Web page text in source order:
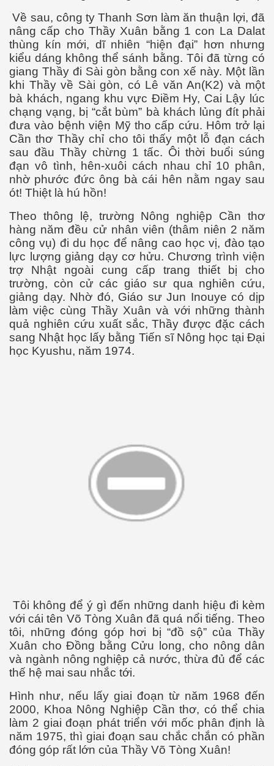
Về sau, công ty Thanh Sơn làm ăn thuận lợi, đã
nâng cấp cho Thầy Xuân bằng 1 con La Dalat
thùng kín mới, dĩ nhiên “hiện đại” hơn nhưng
kiểu dáng không thể sánh bằng. Tôi đã từng có
giang Thầy đi Sài gòn bằng con xế này. Một lần
khi Thầy về Sài gòn, có Lê văn An(K2) và một
bà khách, ngang khu vực Điềm Hy, Cai Lậy lúc
chạng vạng, bị “cắt bùm” bà khách lủng đít phải
đưa vào bệnh viện Mỹ tho cấp cứu. Hôm trở lại
Cần thơ Thầy chỉ cho tôi thấy một lỗ đạn cách
sau đầu Thầy chừng 1 tấc. Ôi thời buổi súng
đạn vô tình, hên-xuôi cách nhau chỉ 10 phân,
nhờ phước đức ông bà cái hên nằm ngay sau
ót! Thiệt là hú hồn!
Theo thông lệ, trường Nông nghiệp Cần thơ
hàng năm đều cử nhân viên (thâm niên 2 năm
công vụ) đi du học để nâng cao học vị, đào tạo
lực lượng giảng dạy cơ hửu. Chương trình viện
trợ Nhật ngoài cung cấp trang thiết bị cho
trường, còn cử các giáo sư qua nghiên cứu,
giảng dạy. Nhờ đó, Giáo sư Jun Inouye có dịp
làm việc cùng Thầy Xuân và với những thành
quả nghiên cứu xuất sắc, Thầy được đặc cách
sang Nhật học lấy bằng Tiến sĩ Nông học tại Đại
học Kyushu, năm 1974.
Tôi không để ý gì đến những danh hiệu đi kèm
với cái tên Võ Tòng Xuân đã quá nổi tiếng. Theo
tôi, những đóng góp hơi bị “đồ sộ” của Thầy
Xuân cho Đồng bằng Cửu long, cho nông dân
và ngành nông nghiệp cả nước, thừa đủ để các
thế hệ mai sau nhắc tới.
Hình như, nếu lấy giai đoạn từ năm 1968 đến
2000, Khoa Nông Nghiệp Cần thơ, có thể chia
làm 2 giai đoạn phát triển với mốc phân định là
năm 1975, thì giai đoạn sau chắc chắn có phần
đóng góp rất lớn của Thầy Võ Tòng Xuân!